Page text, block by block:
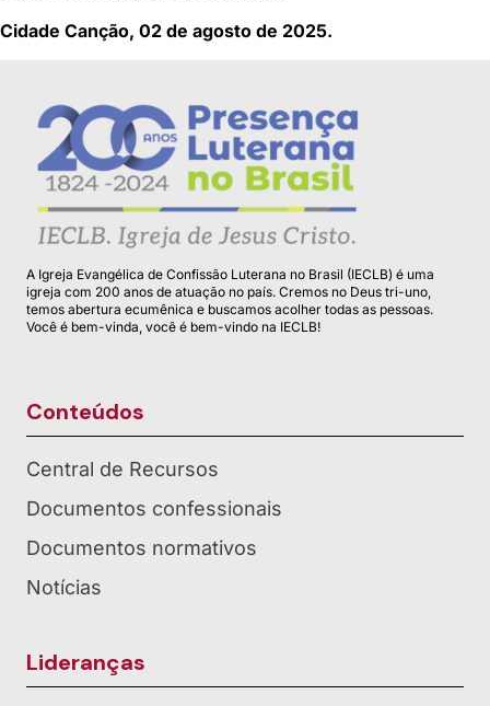
Cidade Canção, 02 de agosto de 2025.
A Igreja Evangélica de Confissão Luterana no Brasil (IECLB) é uma
igreja com 200 anos de atuação no país. Cremos no Deus tri-uno,
temos abertura ecumênica e buscamos acolher todas as pessoas.
Você é bem-vinda, você é bem-vindo na IECLB!
Conteúdos
Central de Recursos
Documentos confessionais
Documentos normativos
Notícias
Lideranças